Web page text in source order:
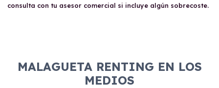
ejercicio y documentación relacionada con el
consulta con tu asesor comercial si incluye algún sobrecoste.
MALAGUETA RENTING EN LOS
MEDIOS